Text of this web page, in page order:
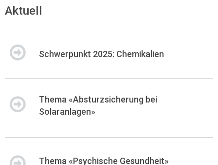
Aktuell
Schwerpunkt 2025: Chemikalien
Thema «Absturzsicherung bei
Solaranlagen»
Thema «Psychische Gesundheit»